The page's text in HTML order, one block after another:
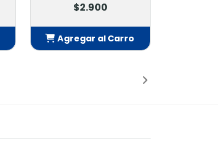
$2.900
Agregar al Carro